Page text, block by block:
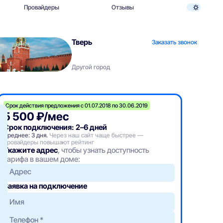
Провайдеры Отзывы
Тверь Заказать звонок
Другой город
Срок действия предложения с 01.07.2018 по 30.06.2019
5 500 ₽/мес
Срок подключения: 2–6 дней
Среднее: 3 дня. Через наш сайт чаще быстрее —
провайдеры повышают рейтинг
Укажите адрес, чтобы узнать доступность
тарифа в вашем доме:
Адрес
Заявка на подключение